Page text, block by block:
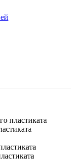
пластиката